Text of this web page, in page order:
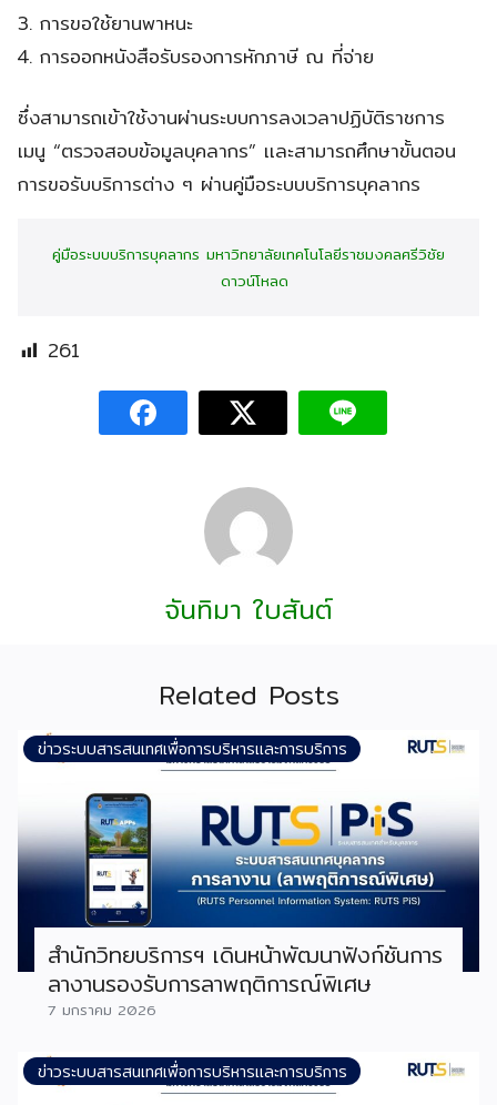
การขอใช้ยานพาหนะ
การออกหนังสือรับรองการหักภาษี ณ ที่จ่าย
ซึ่งสามารถเข้าใช้งานผ่านระบบการลงเวลาปฏิบัติราชการ
เมนู “ตรวจสอบข้อมูลบุคลากร” เเละสามารถศึกษาขั้นตอน
การขอรับบริการต่าง ๆ ผ่านคู่มือระบบบริการบุคลากร
คู่มือระบบบริการบุคลากร มหาวิทยาลัยเทคโนโลยีราชมงคลศรีวิชัย
ดาวน์โหลด
261
จันทิมา ใบสันต์
Related Posts
ข่าวระบบสารสนเทศเพื่อการบริหารและการบริการ
สำนักวิทยบริการฯ เดินหน้าพัฒนาฟังก์ชันการ
ลางานรองรับการลาพฤติการณ์พิเศษ
7 มกราคม 2026
ข่าวระบบสารสนเทศเพื่อการบริหารและการบริการ